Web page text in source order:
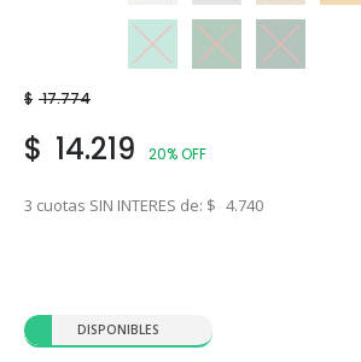
Verde ClaroVerde InglésVerde
$ 17.774
$ 14.219 20% OFF
3 cuotas SIN INTERES de: $ 4.740
DISPONIBLES